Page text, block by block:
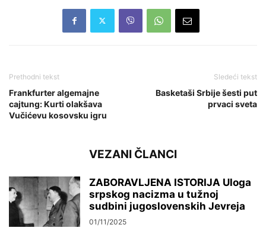
Prethodni tekst
Frankfurter algemajne
cajtung: Kurti olakšava
Vučićevu kosovsku igru
Sledeći tekst
Basketaši Srbije šesti put
prvaci sveta
VEZANI ČLANCI
ZABORAVLJENA ISTORIJA Uloga
srpskog nacizma u tužnoj
sudbini jugoslovenskih Jevreja
01/11/2025